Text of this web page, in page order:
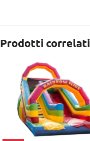
Prodotti correlati